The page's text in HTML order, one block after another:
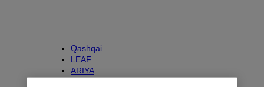
Qashqai
LEAF
ARIYA